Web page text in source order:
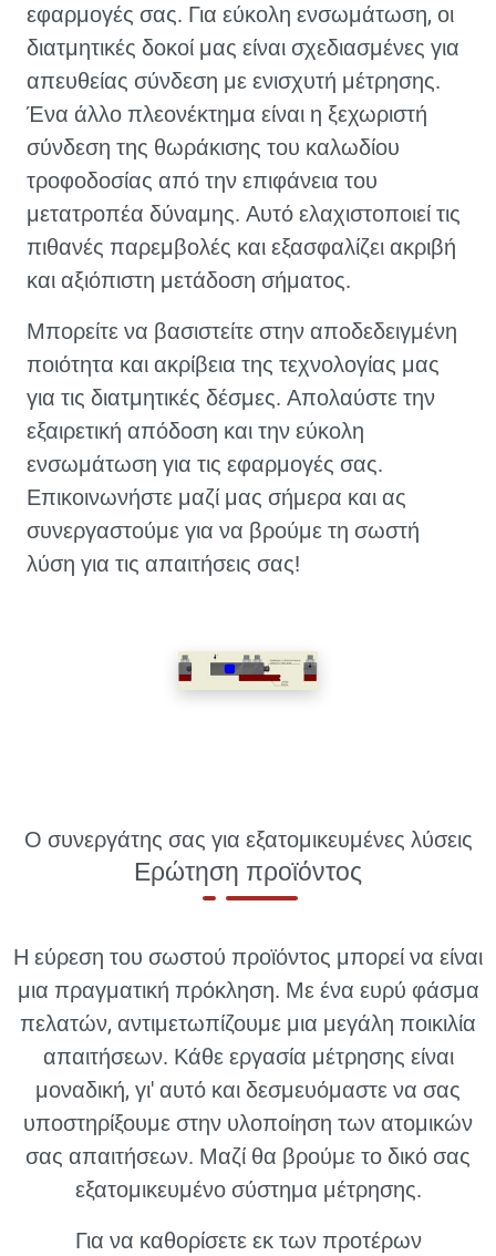
εφαρμογές σας. Για εύκολη ενσωμάτωση, οι
διατμητικές δοκοί μας είναι σχεδιασμένες για
απευθείας σύνδεση με ενισχυτή μέτρησης.
Ένα άλλο πλεονέκτημα είναι η ξεχωριστή
σύνδεση της θωράκισης του καλωδίου
τροφοδοσίας από την επιφάνεια του
μετατροπέα δύναμης. Αυτό ελαχιστοποιεί τις
πιθανές παρεμβολές και εξασφαλίζει ακριβή
και αξιόπιστη μετάδοση σήματος.
Μπορείτε να βασιστείτε στην αποδεδειγμένη
ποιότητα και ακρίβεια της τεχνολογίας μας
για τις διατμητικές δέσμες. Απολαύστε την
εξαιρετική απόδοση και την εύκολη
ενσωμάτωση για τις εφαρμογές σας.
Επικοινωνήστε μαζί μας σήμερα και ας
συνεργαστούμε για να βρούμε τη σωστή
λύση για τις απαιτήσεις σας!
Ο συνεργάτης σας για εξατομικευμένες λύσεις
Ερώτηση προϊόντος
Η εύρεση του σωστού προϊόντος μπορεί να είναι
μια πραγματική πρόκληση. Με ένα ευρύ φάσμα
πελατών, αντιμετωπίζουμε μια μεγάλη ποικιλία
απαιτήσεων. Κάθε εργασία μέτρησης είναι
μοναδική, γι' αυτό και δεσμευόμαστε να σας
υποστηρίξουμε στην υλοποίηση των ατομικών
σας απαιτήσεων. Μαζί θα βρούμε το δικό σας
εξατομικευμένο σύστημα μέτρησης.
Για να καθορίσετε εκ των προτέρων